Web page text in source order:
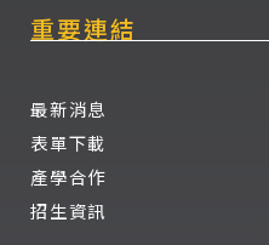
重要連結
最新消息
表單下載
產學合作
招生資訊